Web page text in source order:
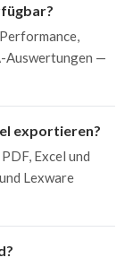
kostenlos
Auswertungen —
exportieren?
Excel und
Lexware